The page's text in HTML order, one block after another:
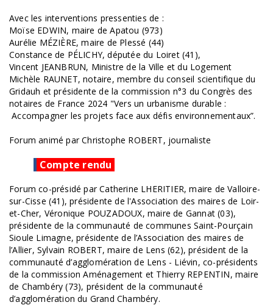
Avec les interventions pressenties de :
Moïse EDWIN, maire de Apatou (973)
Aurélie MÉZIÈRE, maire de Plessé (44)
Constance de PÉLICHY, députée du Loiret (41),
Vincent JEANBRUN, Ministre de la Ville et du Logement
Michèle RAUNET, notaire, membre du conseil scientifique du
Gridauh et présidente de la commission n°3 du Congrès des
notaires de France 2024 "Vers un urbanisme durable :
Accompagner les projets face aux défis environnementaux”.
Forum animé par Christophe ROBERT, journaliste
Compte rendu
Forum co-présidé par Catherine LHERITIER, maire de Valloire-
sur-Cisse (41), présidente de l'Association des maires de Loir-
et-Cher, Véronique POUZADOUX, maire de Gannat (03),
présidente de la communauté de communes Saint-Pourçain
Sioule Limagne, présidente de l’Association des maires de
l’Allier, Sylvain ROBERT, maire de Lens (62), président de la
communauté d’agglomération de Lens - Liévin, co-présidents
de la commission Aménagement et Thierry REPENTIN, maire
de Chambéry (73), président de la communauté
d’agglomération du Grand Chambéry.